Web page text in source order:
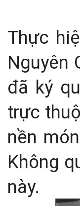
Thực
Nguyên
đã ký
trực
nền
Không
này.